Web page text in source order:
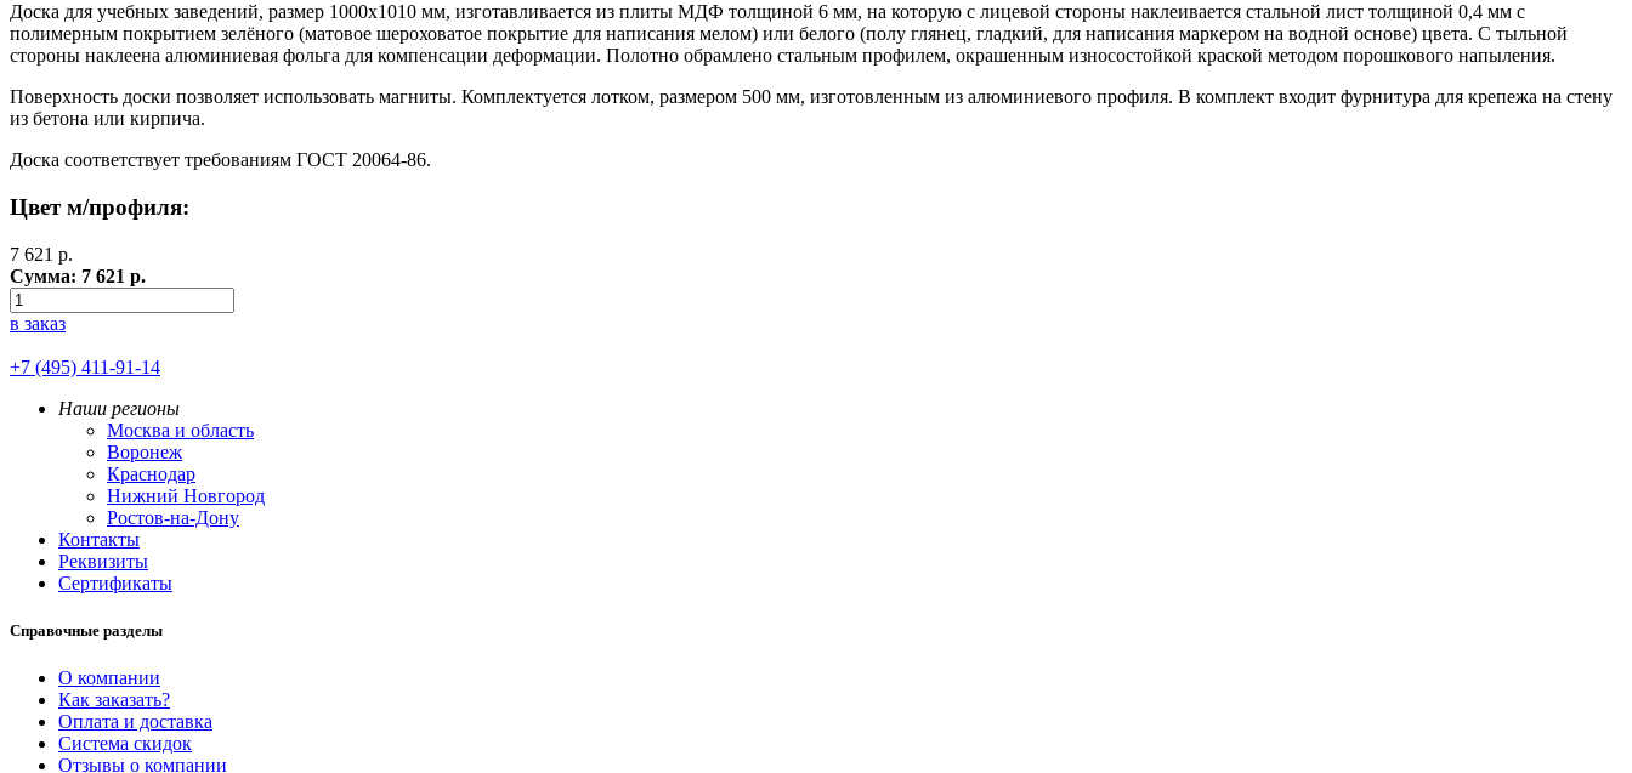
Доска для учебных заведений, размер 1000х1010 мм, изготавливается из плиты МДФ толщиной 6 мм, на которую с лицевой стороны наклеивается стальной лист толщиной 0,4 мм с
полимерным покрытием зелёного (матовое шероховатое покрытие для написания мелом) или белого (полу глянец, гладкий, для написания маркером на водной основе) цвета. С тыльной
стороны наклеена алюминиевая фольга для компенсации деформации. Полотно обрамлено стальным профилем, окрашенным износостойкой краской методом порошкового напыления.
Поверхность доски позволяет использовать магниты. Комплектуется лотком, размером 500 мм, изготовленным из алюминиевого профиля. В комплект входит фурнитура для крепежа на стену
из бетона или кирпича.
Доска соответствует требованиям ГОСТ 20064-86.
Цвет м/профиля:
7 621 р.
Сумма: 7 621 р.
в заказ
+7 (495) 411-91-14
Наши регионы
Москва и область
Воронеж
Краснодар
Нижний Новгород
Ростов-на-Дону
Контакты
Реквизиты
Сертификаты
Справочные разделы
О компании
Как заказать?
Оплата и доставка
Система скидок
Отзывы о компании